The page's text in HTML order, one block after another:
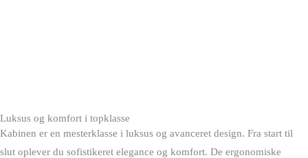
Luksus og komfort i topklasse
Kabinen er en mesterklasse i luksus og avanceret design. Fra start til
slut oplever du sofistikeret elegance og komfort. De ergonomiske